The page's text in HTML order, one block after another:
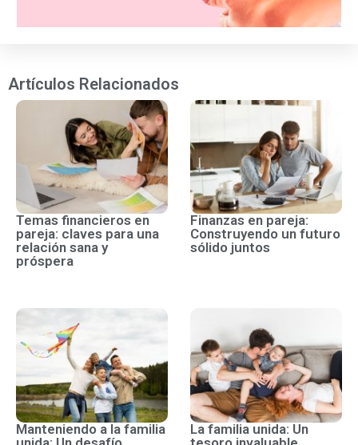
Artículos Relacionados
Temas financieros en
pareja: claves para una
relación sana y
próspera
Finanzas en pareja:
Construyendo un futuro
sólido juntos
Manteniendo a la familia
La familia unida: Un